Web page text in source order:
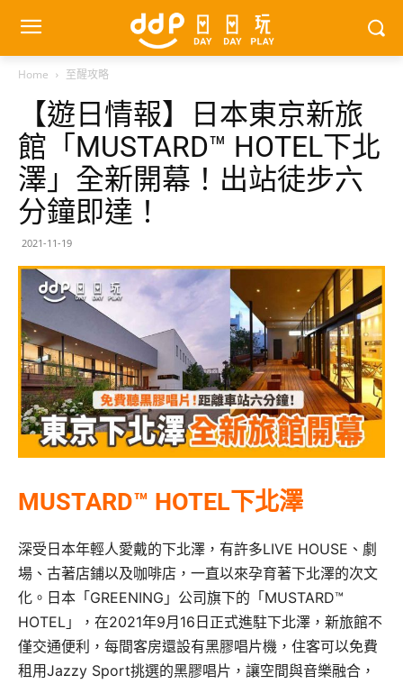
Home 至醒攻略
【遊日情報】日本東京新旅
館「MUSTARD™ HOTEL下北
澤」全新開幕！出站徒步六
分鐘即達！
2021-11-19
MUSTARD™ HOTEL下北澤
深受日本年輕人愛戴的下北澤，有許多LIVE HOUSE、劇
場、古著店鋪以及咖啡店，一直以來孕育著下北澤的次文
化。日本「GREENING」公司旗下的「MUSTARD™
HOTEL」，在2021年9月16日正式進駐下北澤，新旅館不
僅交通便利，每間客房還設有黑膠唱片機，住客可以免費
租用Jazzy Sport挑選的黑膠唱片，讓空間與音樂融合，